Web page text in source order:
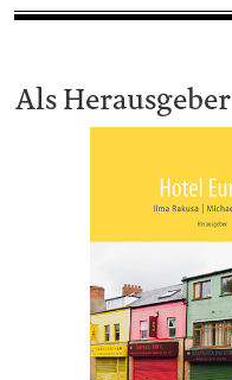
Als Herausgeber